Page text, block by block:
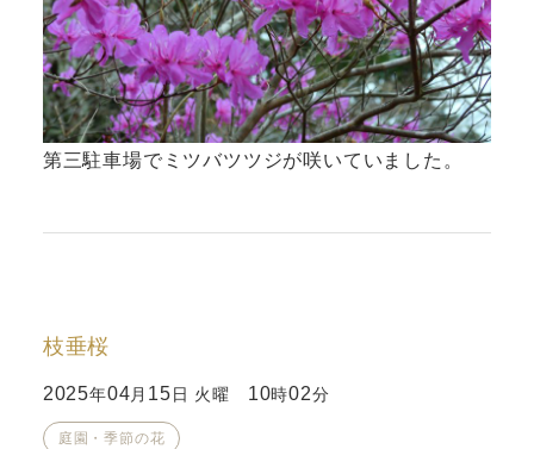
第三駐車場でミツバツツジが咲いていました。
枝垂桜
2025年04月 15 日 火曜 10時02分
庭園・季節の花